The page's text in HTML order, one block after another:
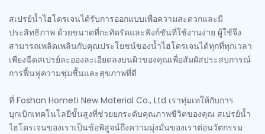
สเปรย์น้ำไฮโดรเจนได้รับการออกแบบเพื่อความสะดวกและมี
ประสิทธิภาพ ด้วยขนาดที่กะทัดรัดและฟังก์ชันที่ใช้งานง่าย ผู้ใช้จึง
สามารถเพลิดเพลินกับคุณประโยชน์ของน้ำไฮโดรเจนได้ทุกที่ทุกเวลา
เพียงฉีดสเปรย์ละอองละเอียดลงบนผิวของคุณเพื่อสัมผัสประสบการณ์
การฟื้นฟูความชุ่มชื้นและสุขภาพที่ดี
ที่ Foshan Hometi New Material Co., Ltd เราทุ่มเทให้กับการ
บุกเบิกเทคโนโลยีขั้นสูงที่ช่วยยกระดับคุณภาพชีวิตของคุณ สเปรย์น้ำ
ไฮโดรเจนของเราเป็นข้อพิสูจน์ถึงความมุ่งมั่นของเราต่อนวัตกรรม